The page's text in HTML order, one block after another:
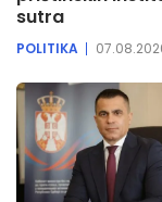
sutra
POLITIKA